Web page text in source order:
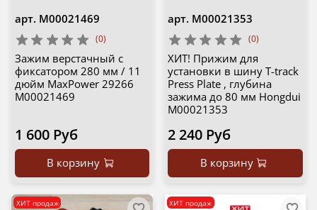
арт. М00021469
(0)
Зажим верстачный с
фиксатором 280 мм / 11
дюйм MaxPower 29266
М00021469
1 600 Руб
В корзину
арт. М00021353
(0)
ХИТ! Прижим для
установки в шину T-track
Press Plate , глубина
зажима до 80 мм Hongdui
М00021353
2 240 Руб
В корзину
ХИТ продаж ХИТ продаж